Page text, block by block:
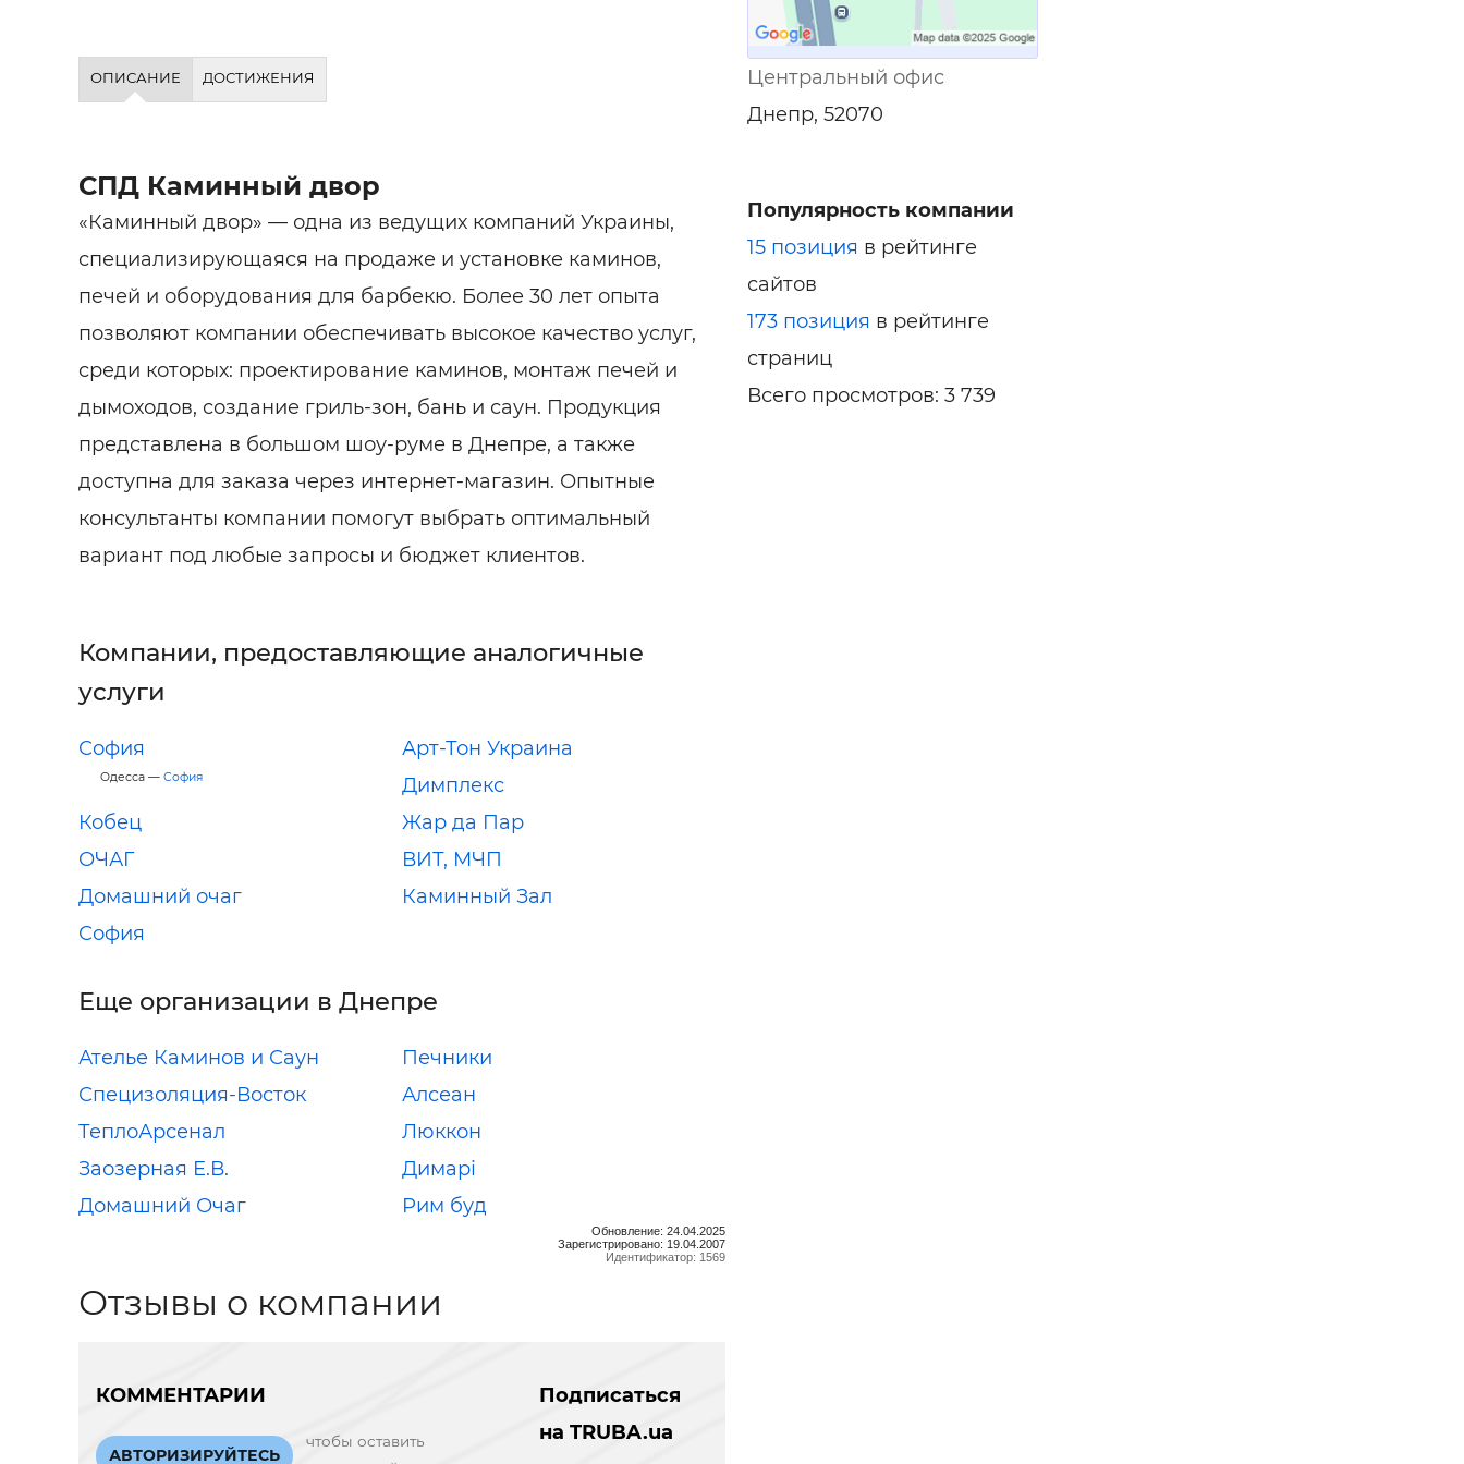
ОПИСАНИЕ ДОСТИЖЕНИЯ
СПД Каминный двор
«Каминный двор» — одна из ведущих компаний Украины,
специализирующаяся на продаже и установке каминов,
печей и оборудования для барбекю. Более 30 лет опыта
позволяют компании обеспечивать высокое качество услуг,
среди которых: проектирование каминов, монтаж печей и
дымоходов, создание гриль-зон, бань и саун. Продукция
представлена в большом шоу-руме в Днепре, а также
доступна для заказа через интернет-магазин. Опытные
консультанты компании помогут выбрать оптимальный
вариант под любые запросы и бюджет клиентов.
Компании, предоставляющие аналогичные
услуги
София
Одесса — София
Арт-Тон Украина
Димплекс
Кобец
Жар да Пар
ОЧАГ
ВИТ, МЧП
Домашний очаг
Каминный Зал
София
Еще организации в Днепре
Ателье Каминов и Саун
Печники
Специзоляция-Восток
Алсеан
ТеплоАрсенал
Люккон
Заозерная Е.В.
Димарі
Домашний Очаг
Рим буд
Обновление: 24.04.2025
Зарегистрировано: 19.04.2007
Идентификатор: 1569
Отзывы о компании
КОММЕНТАРИИ
АВТОРИЗИРУЙТЕСЬ
чтобы оставить
Подписаться
на TRUBA.ua
Центральный офис
Днепр, 52070
Популярность компании
15 позиция в рейтинге
сайтов
173 позиция в рейтинге
страниц
Всего просмотров: 3 739